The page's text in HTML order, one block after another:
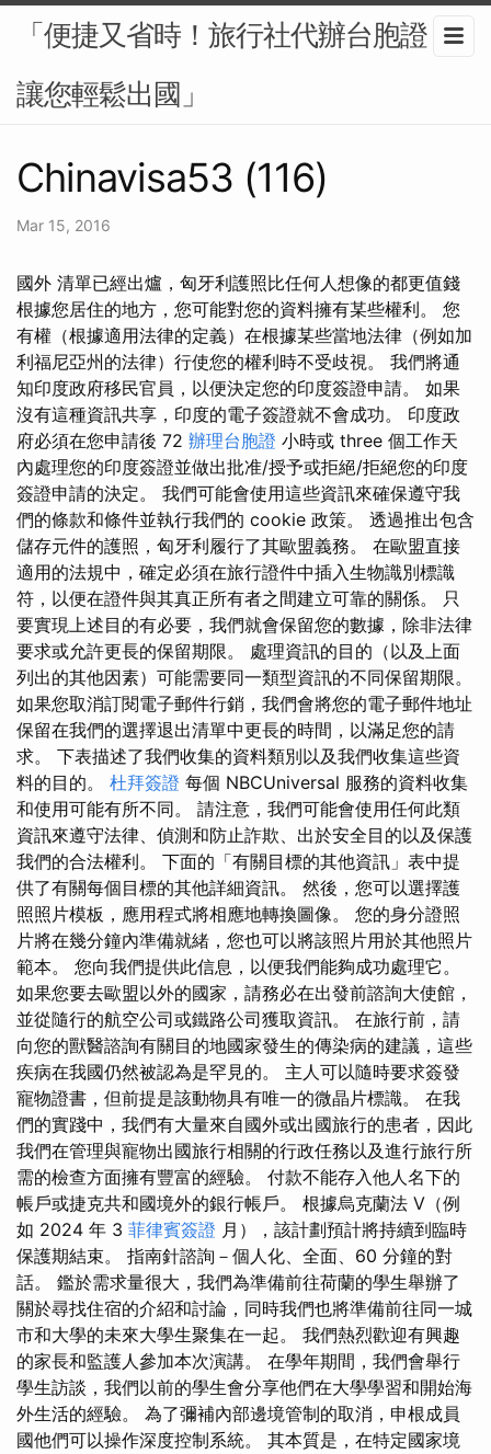
「便捷又省時！旅行社代辦台胞證，
讓您輕鬆出國」
Chinavisa53 (116)
Mar 15, 2016
國外 清單已經出爐，匈牙利護照比任何人想像的都更值錢
根據您居住的地方，您可能對您的資料擁有某些權利。 您
有權（根據適用法律的定義）在根據某些當地法律（例如加
利福尼亞州的法律）行使您的權利時不受歧視。 我們將通
知印度政府移民官員，以便決定您的印度簽證申請。 如果
沒有這種資訊共享，印度的電子簽證就不會成功。 印度政
府必須在您申請後 72 辦理台胞證 小時或 three 個工作天
內處理您的印度簽證並做出批准/授予或拒絕/拒絕您的印度
簽證申請的決定。 我們可能會使用這些資訊來確保遵守我
們的條款和條件並執行我們的 cookie 政策。 透過推出包含
儲存元件的護照，匈牙利履行了其歐盟義務。 在歐盟直接
適用的法規中，確定必須在旅行證件中插入生物識別標識
符，以便在證件與其真正所有者之間建立可靠的關係。 只
要實現上述目的有必要，我們就會保留您的數據，除非法律
要求或允許更長的保留期限。 處理資訊的目的（以及上面
列出的其他因素）可能需要同一類型資訊的不同保留期限。
如果您取消訂閱電子郵件行銷，我們會將您的電子郵件地址
保留在我們的選擇退出清單中更長的時間，以滿足您的請
求。 下表描述了我們收集的資料類別以及我們收集這些資
料的目的。 杜拜簽證 每個 NBCUniversal 服務的資料收集
和使用可能有所不同。 請注意，我們可能會使用任何此類
資訊來遵守法律、偵測和防止詐欺、出於安全目的以及保護
我們的合法權利。 下面的「有關目標的其他資訊」表中提
供了有關每個目標的其他詳細資訊。 然後，您可以選擇護
照照片模板，應用程式將相應地轉換圖像。 您的身分證照
片將在幾分鐘內準備就緒，您也可以將該照片用於其他照片
範本。 您向我們提供此信息，以便我們能夠成功處理它。
如果您要去歐盟以外的國家，請務必在出發前諮詢大使館，
並從隨行的航空公司或鐵路公司獲取資訊。 在旅行前，請
向您的獸醫諮詢有關目的地國家發生的傳染病的建議，這些
疾病在我國仍然被認為是罕見的。 主人可以隨時要求簽發
寵物證書，但前提是該動物具有唯一的微晶片標識。 在我
們的實踐中，我們有大量來自國外或出國旅行的患者，因此
我們在管理與寵物出國旅行相關的行政任務以及進行旅行所
需的檢查方面擁有豐富的經驗。 付款不能存入他人名下的
帳戶或捷克共和國境外的銀行帳戶。 根據烏克蘭法 V（例
如 2024 年 3 菲律賓簽證 月），該計劃預計將持續到臨時
保護期結束。 指南針諮詢－個人化、全面、60 分鐘的對
話。 鑑於需求量很大，我們為準備前往荷蘭的學生舉辦了
關於尋找住宿的介紹和討論，同時我們也將準備前往同一城
市和大學的未來大學生聚集在一起。 我們熱烈歡迎有興趣
的家長和監護人參加本次演講。 在學年期間，我們會舉行
學生訪談，我們以前的學生會分享他們在大學學習和開始海
外生活的經驗。 為了彌補內部邊境管制的取消，申根成員
國他們可以操作深度控制系統。 其本質是，在特定國家境